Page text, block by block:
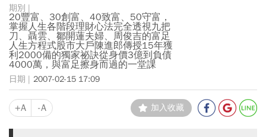
20豐富、30創富、40致富、50守富，
掌握人生各階段理財心法完全透視九把
刀、聶雲、鄒開蓮夫婦、周俊吉的富足
人生方程式股市大戶陳進郎傳授15年獲
利2000備的獨家祕訣從身價3億到負債
4000萬，與富足擦身而過的一堂課
2007-02-15 17:09
+A -A 加入收藏